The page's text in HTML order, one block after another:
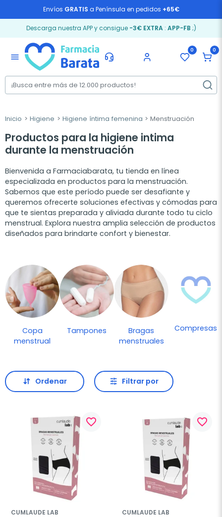
Envíos GRATIS a Península en pedidos +65€
Descarga nuestra APP y consigue -3€ EXTRA: APP-FB ;)
menu
0 0
Inicio Higiene Higiene íntima femenina Menstruación
Productos para la higiene intima
durante la menstruación
Bienvenida a Farmaciabarata, tu tienda en línea
especializada en productos para la menstruación.
Sabemos que este período puede ser desafiante y
queremos ofrecerte soluciones efectivas y cómodas para
que te sientas preparada y aliviada durante todo tu ciclo
menstrual. Explora nuestra amplia selección de productos
diseñados para brindarte confort y bienestar.
Copa
menstrual
Tampones
Bragas
menstruales
Compresas
Ordenar Filtrar por
favorite_border
CUMLAUDE LAB
favorite_border
CUMLAUDE LAB